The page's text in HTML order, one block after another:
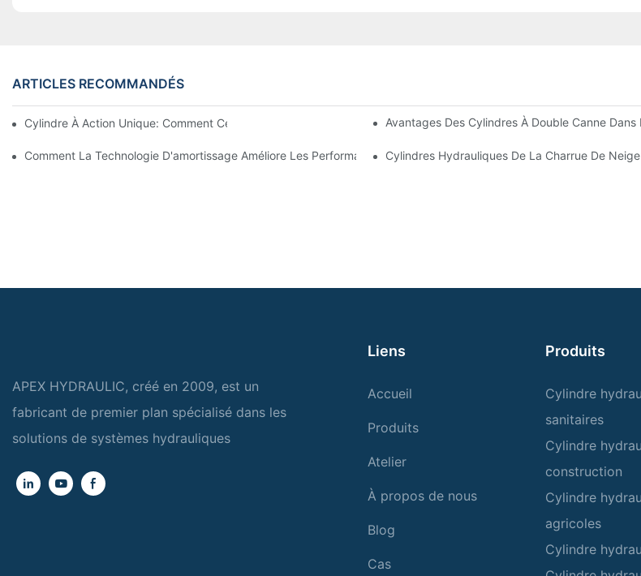
ARTICLES RECOMMANDÉS
Cylindre À Action Unique: Comment Cela Fonctionne & Applications CommunesAvantages Des Cylindres À Double Canne
Comment La Technologie D'amortissage Améliore Les Performances De Cylindre Hydraulique
Cylindres Hydrauliques De La Charrue De
APEX HYDRAULIC, créé en 2009, est un
fabricant de premier plan spécialisé dans les
solutions de systèmes hydrauliques
Liens
Accueil
Produits
Atelier
À propos de nous
Blog
Cas
Produits
Cylindre
sanitaires
Cylindre
construction
Cylindre
agricoles
Cylindre